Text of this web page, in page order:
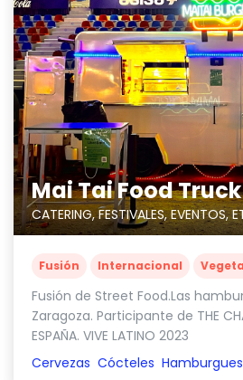
Mai Tai Food Truck
CATERING, FESTIVALES, EVENTOS,
Fusión Internacional
Fusión de Street Food.Las
Zaragoza. Participante de THE
ESPAÑA. VIVE LATINO 2023
Cervezas Cócteles